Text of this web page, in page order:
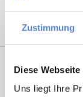
Zustimmung
Diese
Uns liegt Ihre